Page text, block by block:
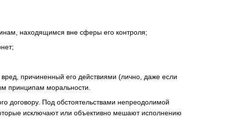
находящимся вне сферы его контроля;
вред, причиненный его действиями (лично, даже если
принципам моральности.
договору. Под обстоятельствами непреодолимой
исключают или объективно мешают исполнению